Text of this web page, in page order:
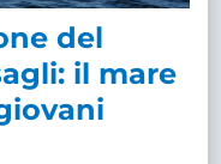
del
il mare